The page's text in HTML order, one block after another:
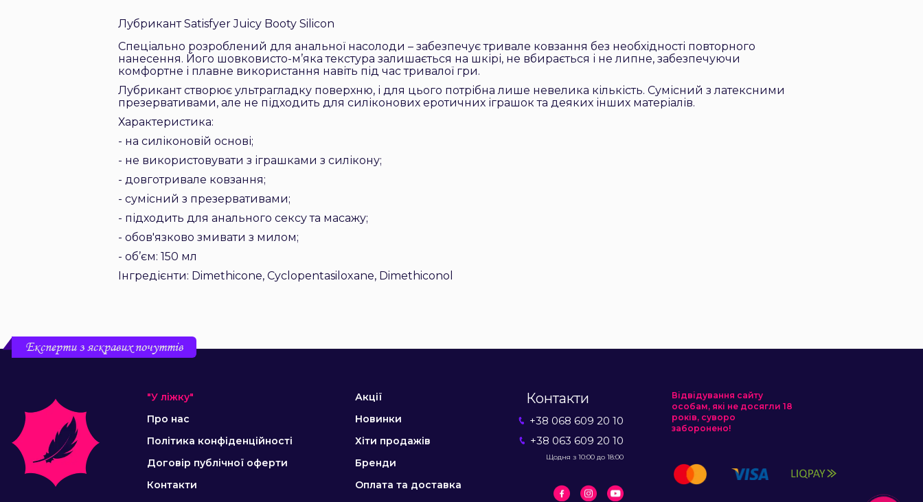
Лубрикант Satisfyer Juicy Booty Silicon
Спеціально розроблений для анальної насолоди – забезпечує тривале ковзання без необхідності повторного
нанесення. Його шовковисто-м’яка текстура залишається на шкірі, не вбирається і не липне, забезпечуючи
комфортне і плавне використання навіть під час тривалої гри.
Лубрикант створює ультрагладку поверхню, і для цього потрібна лише невелика кількість. Сумісний з латексними
презервативами, але не підходить для силіконових еротичних іграшок та деяких інших матеріалів.
Характеристика:
- на силіконовій основі;
- не використовувати з іграшками з силікону;
- довготривале ковзання;
- сумісний з презервативами;
- підходить для анального сексу та масажу;
- обов'язково змивати з милом;
- об’єм: 150 мл
Інгредієнти: Dimethicone, Cyclopentasiloxane, Dimethiconol
Експерти з яскравих почуттів
"У ліжку"
Про нас
Політика конфіденційності
Договір публічної оферти
Контакти
Акції
Новинки
Хіти продажів
Бренди
Оплата та доставка
Контакти
+38 068 609 20 10
+38 063 609 20 10
Щодня з 10:00 до 18:00
Відвідування сайту
особам, які не досягли 18
років, суворо
заборонено!